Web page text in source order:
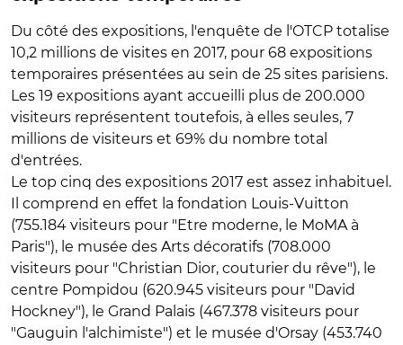
Du côté des expositions, l'enquête de l'OTCP totalise
10,2 millions de visites en 2017, pour 68 expositions
temporaires présentées au sein de 25 sites parisiens.
Les 19 expositions ayant accueilli plus de 200.000
visiteurs représentent toutefois, à elles seules, 7
millions de visiteurs et 69% du nombre total
d'entrées.
Le top cinq des expositions 2017 est assez inhabituel.
Il comprend en effet la fondation Louis-Vuitton
(755.184 visiteurs pour "Etre moderne, le MoMA à
Paris"), le musée des Arts décoratifs (708.000
visiteurs pour "Christian Dior, couturier du rêve"), le
centre Pompidou (620.945 visiteurs pour "David
Hockney"), le Grand Palais (467.378 visiteurs pour
"Gauguin l'alchimiste") et le musée d'Orsay (453.740